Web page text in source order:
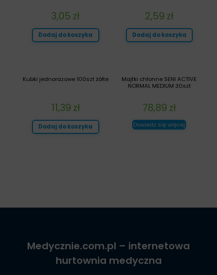
2,59 zł
Dodaj do koszyka
3,05 zł
Dodaj do koszyka
Majtki chłonne SENI ACTIVE
NORMAL MEDIUM 30szt
78,89 zł
Dowiedz się więcej
Kubki jednorazowe 100szt żółte
11,39 zł
Dodaj do koszyka
Medycznie.com.pl – internetowa
hurtownia medyczna